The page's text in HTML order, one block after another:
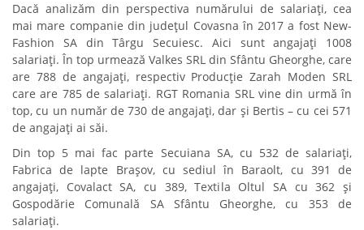
Dacă analizăm din perspectiva numărului de salariați, cea
mai mare companie din județul Covasna în 2017 a fost New-
Fashion SA din Târgu Secuiesc. Aici sunt angajați 1008
salariați. În top urmează Valkes SRL din Sfântu Gheorghe, care
are 788 de angajați, respectiv Producție Zarah Moden SRL
care are 785 de salariați. RGT Romania SRL vine din urmă în
top, cu un număr de 730 de angajați, dar și Bertis – cu cei 571
de angajați ai săi.
Din top 5 mai fac parte Secuiana SA, cu 532 de salariați,
Fabrica de lapte Brașov, cu sediul în Baraolt, cu 391 de
angajați, Covalact SA, cu 389, Textila Oltul SA cu 362 și
Gospodărie Comunală SA Sfântu Gheorghe, cu 353 de
salariați.